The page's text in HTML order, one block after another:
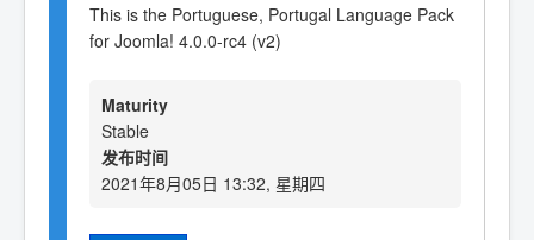
This is the Portuguese, Portugal Language Pack
for Joomla! 4.0.0-rc4 (v2)
Maturity
Stable
发布时间
2021年8月05日 13:32, 星期四